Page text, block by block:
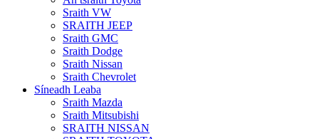
Sraith VW
SRAITH JEEP
Sraith GMC
Sraith Dodge
Sraith Nissan
Sraith Chevrolet
Síneadh Leaba
Sraith Mazda
Sraith Mitsubishi
SRAITH NISSAN